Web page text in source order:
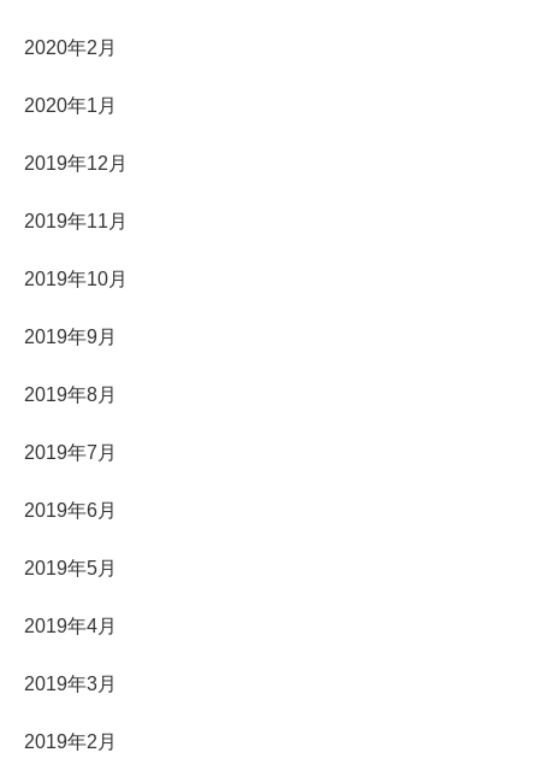
2020年2月
2020年1月
2019年12月
2019年11月
2019年10月
2019年9月
2019年8月
2019年7月
2019年6月
2019年5月
2019年4月
2019年3月
2019年2月